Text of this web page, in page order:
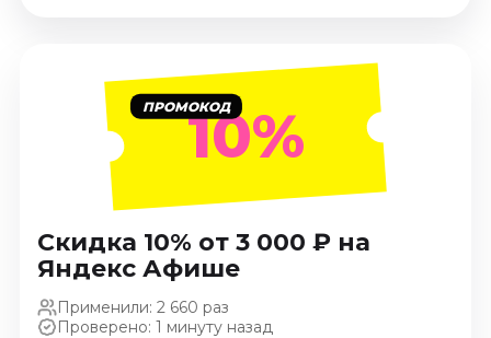
Август 2026
Сентябрь 2026
Октябрь 2026
Ноябрь 2026
Декабрь 2026
Выставки
Август 2026
ПРОМОКОД10%
Скидка 10% от 3 000 ₽ на
Яндекс Афише
Применили: 2 660 раз
Проверено: 1 минуту назад